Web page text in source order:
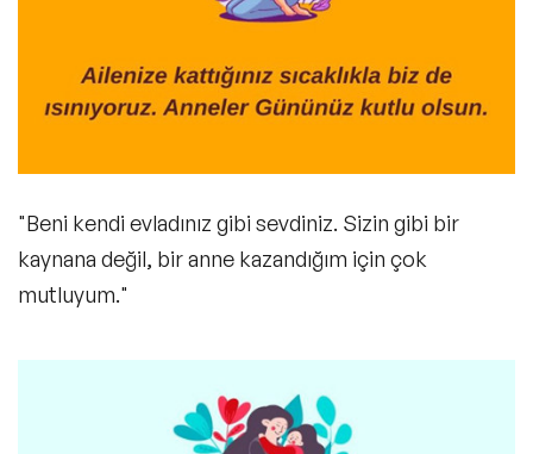
"Beni kendi evladınız gibi sevdiniz. Sizin gibi bir
kaynana değil, bir anne kazandığım için çok
mutluyum."